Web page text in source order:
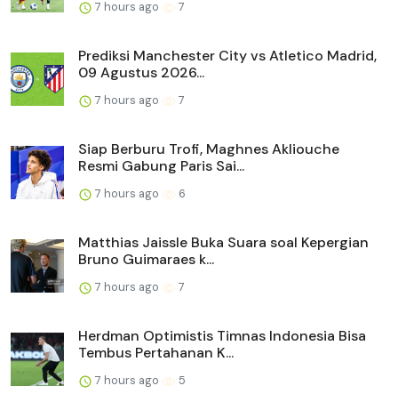
7 hours ago 7
Prediksi Manchester City vs Atletico Madrid,
09 Agustus 2026...
7 hours ago 7
Siap Berburu Trofi, Maghnes Akliouche
Resmi Gabung Paris Sai...
7 hours ago 6
Matthias Jaissle Buka Suara soal Kepergian
Bruno Guimaraes k...
7 hours ago 7
Herdman Optimistis Timnas Indonesia Bisa
Tembus Pertahanan K...
7 hours ago 5